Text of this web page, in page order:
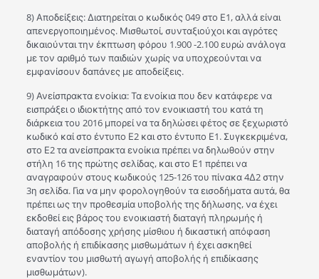
8) Αποδείξεις: Διατηρείται ο κωδικός 049 στο Ε1, αλλά είναι
απενεργοποιημένος. Μισθωτοί, συνταξιούχοι και αγρότες
δικαιούνται την έκπτωση φόρου 1.900 -2.100 ευρώ ανάλογα
με τον αριθμό των παιδιών χωρίς να υποχρεούνται να
εμφανίσουν δαπάνες με αποδείξεις.
9) Ανείσπρακτα ενοίκια: Τα ενοίκια που δεν κατάφερε να
εισπράξει ο ιδιοκτήτης από τον ενοικιαστή του κατά τη
διάρκεια του 2016 μπορεί να τα δηλώσει φέτος σε ξεχωριστό
κωδικό καί στο έντυπο Ε2 και στο έντυπο Ε1. Συγκεκριμένα,
στο Ε2 τα ανείσπρακτα ενοίκια πρέπει να δηλωθούν στην
στήλη 16 της πρώτης σελίδας, και στο Ε1 πρέπει να
αναγραφούν στους κωδικούς 125-126 του πίνακα 4Δ2 στην
3η σελίδα. Για να μην φορολογηθούν τα εισοδήματα αυτά, θα
πρέπει ως την προθεσμία υποβολής της δήλωσης, να έχει
εκδοθεί εις βάρος του ενοικιαστή διαταγή πληρωμής ή
διαταγή απόδοσης χρήσης μίσθιου ή δικαστική απόφαση
αποβολής ή επιδίκασης μισθωμάτων ή έχει ασκηθεί
εναντίον του μισθωτή αγωγή αποβολής ή επιδίκασης
μισθωμάτων).